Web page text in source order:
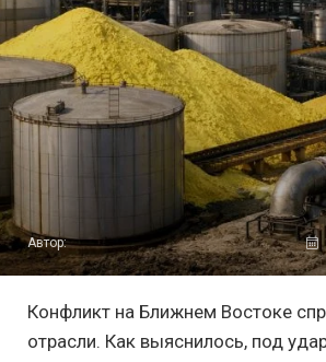
Автор:
Конфликт на Ближнем Востоке
отрасли. Как выяснилось, под